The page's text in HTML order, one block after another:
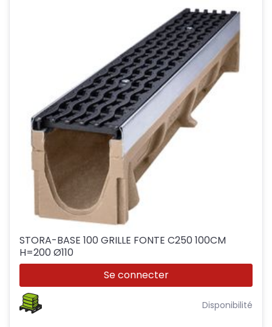
STORA-BASE 100 GRILLE FONTE C250 100CM
H=200 Ø110
Se connecter
Disponibilité